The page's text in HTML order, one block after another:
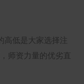
高低是大家选择注
师资力量的优劣直